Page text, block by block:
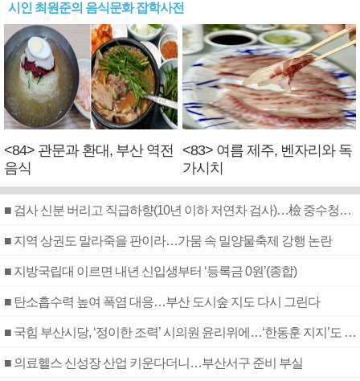
시인 최원준의 음식문화 잡학사전
<84> 관문과 환대, 부산 역전
음식
<83> 여름 제주, 벤자리와 독
가시치
■ 검사 신분 버리고 직급하향(10년 이하 저연차 검사)…檢 중수청행 기피
■ 지역 상권도 말라죽을 판이라…가뭄 속 밀양물축제 강행 논란
■ 지방국립대 이르면 내년 신입생부터 ‘등록금 0원’(종합)
■ 탄소흡수력 높여 폭염 대응…부산 도시숲 지도 다시 그린다
■ 국힘 부산시당, ‘정이한 조력’ 시의원 윤리위에…‘한동훈 지지’도 신고접수
■ 의료헬스 신성장 산업 키운다더니…부산서구 준비 부실